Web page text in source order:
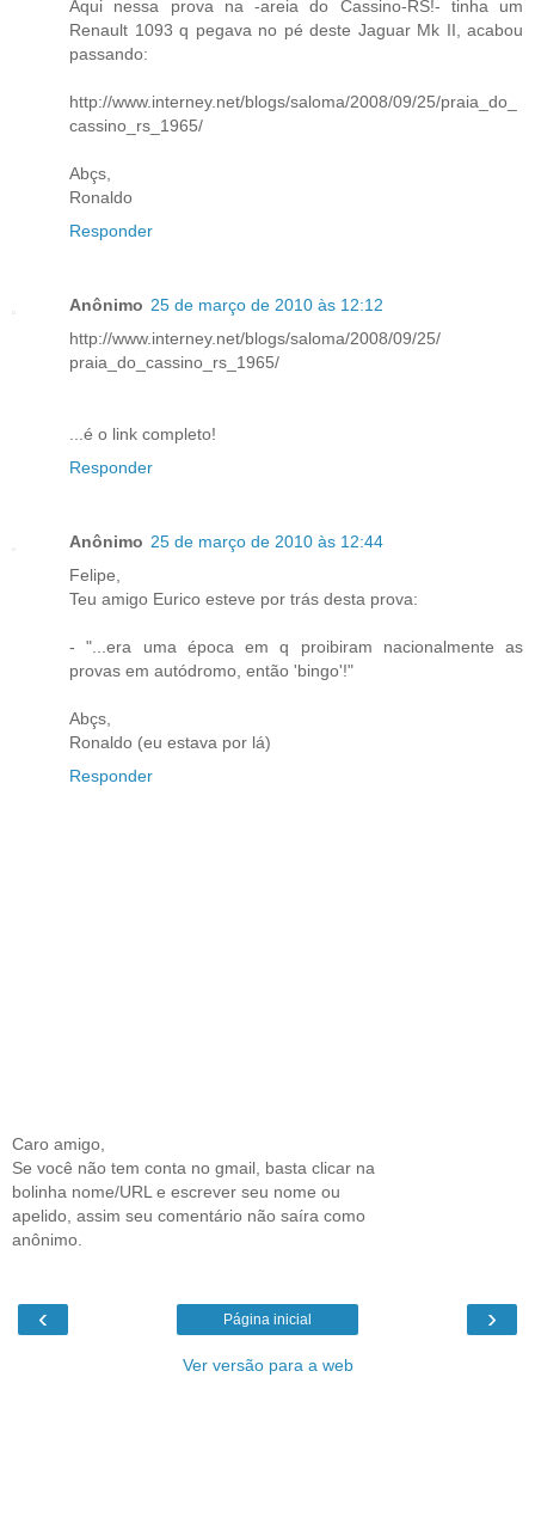
Aqui nessa prova na -areia do Cassino-RS!- tinha um
Renault 1093 q pegava no pé deste Jaguar Mk II, acabou
passando:
http://www.interney.net/blogs/saloma/2008/09/25/praia_do_
cassino_rs_1965/
Abçs,
Ronaldo
Responder
Anônimo 25 de março de 2010 às 12:12
http://www.interney.net/blogs/saloma/2008/09/25/
praia_do_cassino_rs_1965/
...é o link completo!
Responder
Anônimo 25 de março de 2010 às 12:44
Felipe,
Teu amigo Eurico esteve por trás desta prova:
- "...era uma época em q proibiram nacionalmente as
provas em autódromo, então 'bingo'!"
Abçs,
Ronaldo (eu estava por lá)
Responder
Caro amigo,
Se você não tem conta no gmail, basta clicar na
bolinha nome/URL e escrever seu nome ou
apelido, assim seu comentário não saíra como
anônimo.
‹ ›
Página inicial
Ver versão para a web